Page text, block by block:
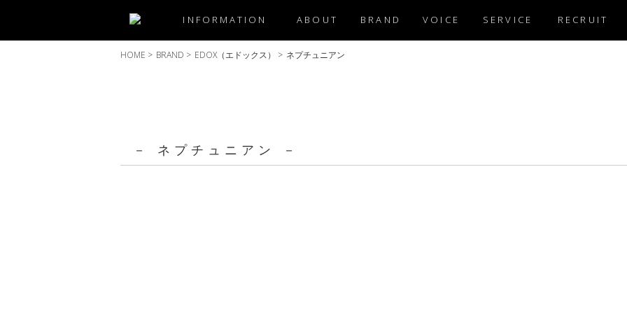
INFORMATION ABOUT BRAND VOICE SERVICE RECRUIT
HOME > BRAND > EDOX（エドックス） > ネプチュニアン
－ ネプチュニアン －